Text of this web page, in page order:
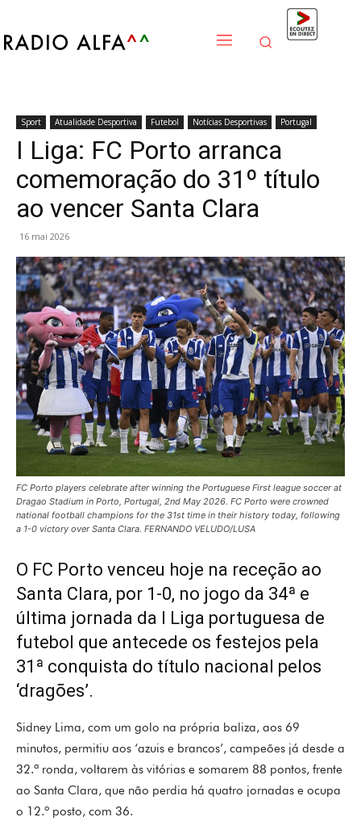
Sport Atualidade Desportiva Futebol Notícias Desportivas Portugal
I Liga: FC Porto arranca
comemoração do 31º título
ao vencer Santa Clara
16 mai 2026
FC Porto players celebrate after winning the Portuguese First league soccer at
Dragao Stadium in Porto, Portugal, 2nd May 2026. FC Porto were crowned
national football champions for the 31st time in their history today, following
a 1-0 victory over Santa Clara. FERNANDO VELUDO/LUSA
O FC Porto venceu hoje na receção ao
Santa Clara, por 1-0, no jogo da 34ª e
última jornada da I Liga portuguesa de
futebol que antecede os festejos pela
31ª conquista do título nacional pelos
‘dragões’.
Sidney Lima, com um golo na própria baliza, aos 69
minutos, permitiu aos ‘azuis e brancos’, campeões já desde a
32.ª ronda, voltarem às vitórias e somarem 88 pontos, frente
ao Santa Clara, que não perdia há quatro jornadas e ocupa
o 12.º posto, com 36.